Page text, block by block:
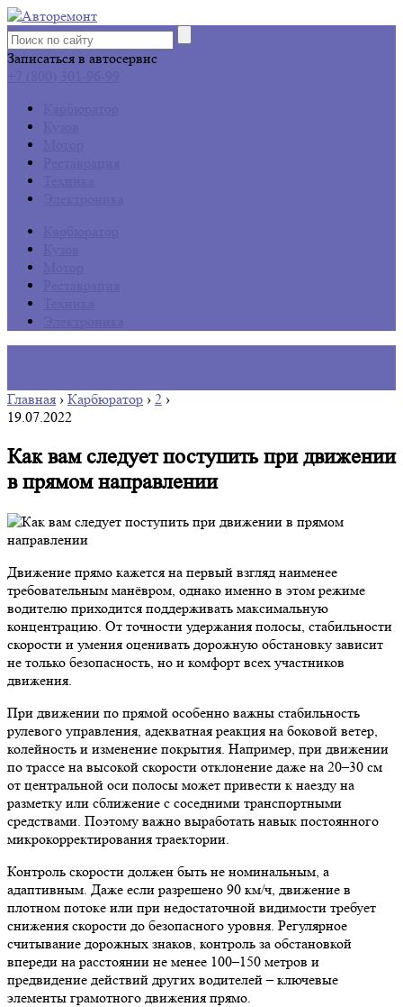
Записаться в автосервис
Главная › Карбюратор › 2 ›
19.07.2022
Как вам следует поступить при движении
в прямом направлении
Движение прямо кажется на первый взгляд наименее
требовательным манёвром, однако именно в этом режиме
водителю приходится поддерживать максимальную
концентрацию. От точности удержания полосы, стабильности
скорости и умения оценивать дорожную обстановку зависит
не только безопасность, но и комфорт всех участников
движения.
При движении по прямой особенно важны стабильность
рулевого управления, адекватная реакция на боковой ветер,
колейность и изменение покрытия. Например, при движении
по трассе на высокой скорости отклонение даже на 20–30 см
от центральной оси полосы может привести к наезду на
разметку или сближение с соседними транспортными
средствами. Поэтому важно выработать навык постоянного
микрокорректирования траектории.
Контроль скорости должен быть не номинальным, а
адаптивным. Даже если разрешено 90 км/ч, движение в
плотном потоке или при недостаточной видимости требует
снижения скорости до безопасного уровня. Регулярное
считывание дорожных знаков, контроль за обстановкой
впереди на расстоянии не менее 100–150 метров и
предвидение действий других водителей – ключевые
элементы грамотного движения прямо.